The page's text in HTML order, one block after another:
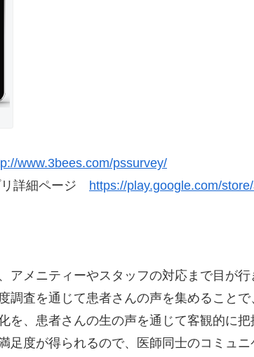
www.3bees.com/pssurvey/
リ詳細ページ https://play.google.com/
アメニティーやスタッフの対応まで目が
調査を通じて患者さんの声を集めること
を、患者さんの生の声を通じて客観的に把
足度が得られるので、医師同士のコミュ